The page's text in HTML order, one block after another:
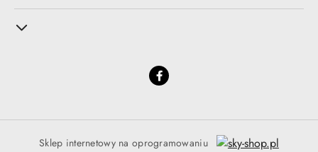
Sklep internetowy na oprogramowaniu